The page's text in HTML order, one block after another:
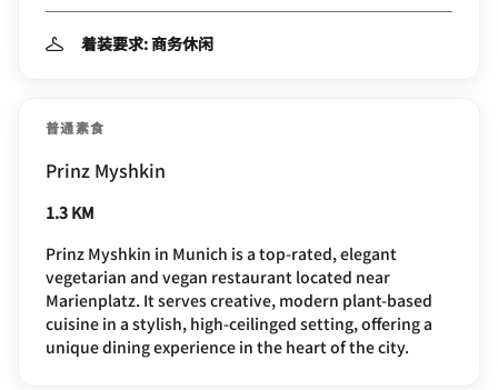
着装要求: 商务休闲
普通素食
Prinz Myshkin
1.3 KM
Prinz Myshkin in Munich is a top-rated, elegant
vegetarian and vegan restaurant located near
Marienplatz. It serves creative, modern plant-based
cuisine in a stylish, high-ceilinged setting, offering a
unique dining experience in the heart of the city.